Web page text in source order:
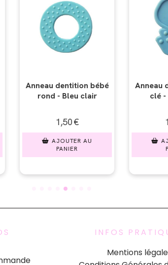
Anneau dentition bébé
clé - Bleu clair
1,50€
AJOUTER AU
PANIER
Anneau
étoile
INFOS
Mentions